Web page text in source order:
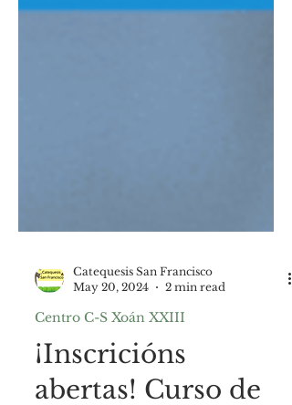
May 20, 2024
2 min read
Centro C-S Xoán XXIII
¡Inscricións